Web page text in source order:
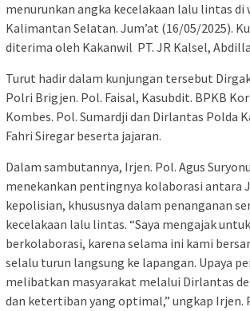
menurunkan angka kecelakaan lalu lintas di
Kalimantan Selatan. Jum’at (16/05/2025).
diterima oleh Kakanwil PT. JR Kalsel,
Turut hadir dalam kunjungan tersebut
Polri Brigjen. Pol. Faisal, Kasubdit. BPKB
Kombes. Pol. Sumardji dan Dirlantas Polda
Fahri Siregar beserta jajaran.
Dalam sambutannya, Irjen. Pol. Agus
menekankan pentingnya kolaborasi antara
kepolisian, khususnya dalam penanganan
kecelakaan lalu lintas. “Saya mengajak
berkolaborasi, karena selama ini kami
selalu turun langsung ke lapangan. Upaya
melibatkan masyarakat melalui Dirlantas
dan ketertiban yang optimal,” ungkap Irjen.